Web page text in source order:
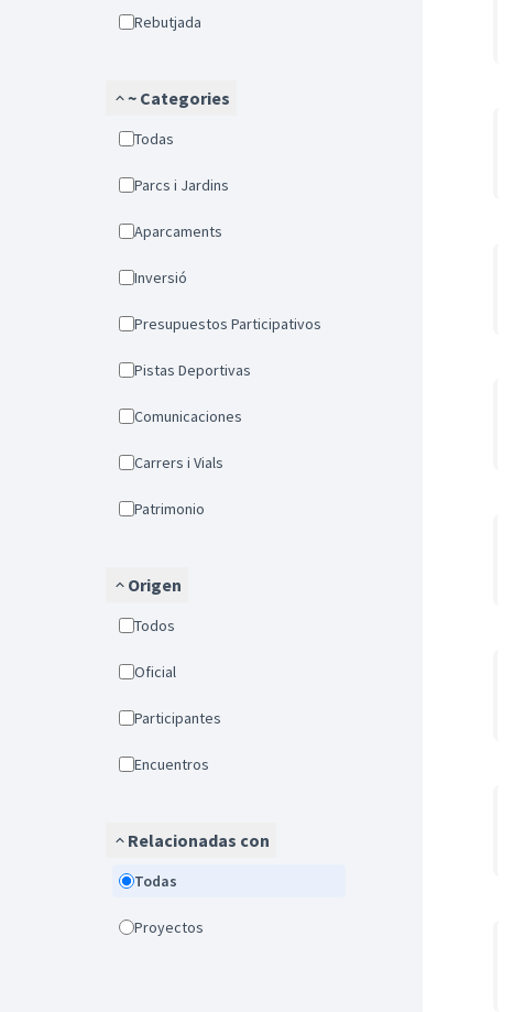
Rebutjada
~ Categories
Todas
Parcs i Jardins
Aparcaments
Inversió
Presupuestos Participativos
Pistas Deportivas
Comunicaciones
Carrers i Vials
Patrimonio
Origen
Todos
Oficial
Participantes
Encuentros
Relacionadas con
Todas
Proyectos